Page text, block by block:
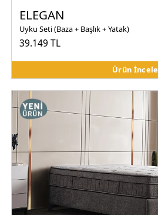
ELEGAN
Uyku Seti (Baza + Başlık + Yatak)
39.149 TL
Ürün İncele